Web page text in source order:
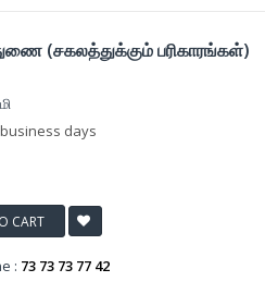
(சகலத்துக்கும் பரிகாரங்கள்)
days
CART
: 73 73 73 77 42